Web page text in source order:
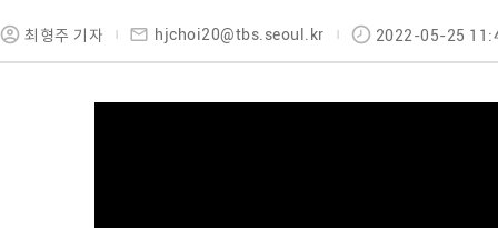
최형주 기자 hjchoi20@tbs.seoul.kr 2022-05-25